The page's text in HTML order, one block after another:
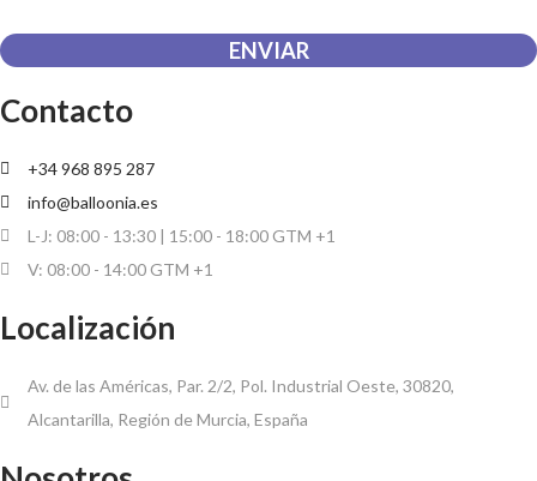
ENVIAR
Contacto
+34 968 895 287
info@balloonia.es
L-J: 08:00 - 13:30 | 15:00 - 18:00 GTM +1
V: 08:00 - 14:00 GTM +1
Localización
Av. de las Américas, Par. 2/2, Pol. Industrial Oeste, 30820,
Alcantarilla, Región de Murcia, España